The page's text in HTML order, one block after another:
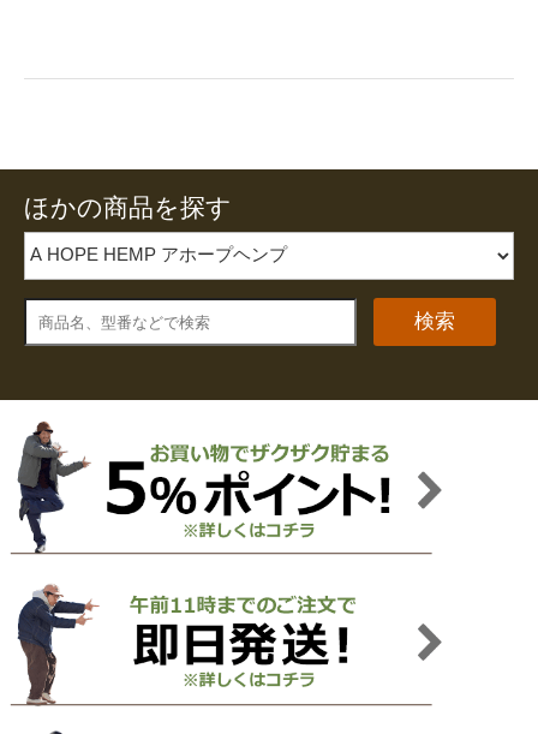
ほかの商品を探す
検索